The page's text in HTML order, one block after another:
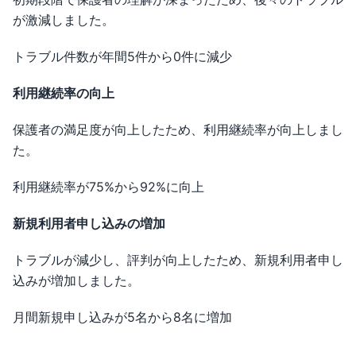
が激減しました。
トラブル件数が年間5件から0件に減少
利用継続率の向上
保護者の満足度が向上したため、利用継続率が向上しまし
た。
利用継続率が75%から92%に向上
新規利用者申し込みの増加
トラブルが減少し、評判が向上したため、新規利用者申し
込みが増加しました。
月間新規申し込みが5名から8名に増加